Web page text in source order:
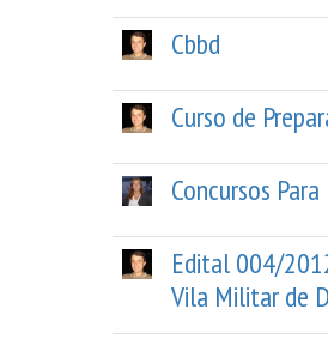
Cbbd
Curso de
Concursos
Edital 004/
Vila Militar de